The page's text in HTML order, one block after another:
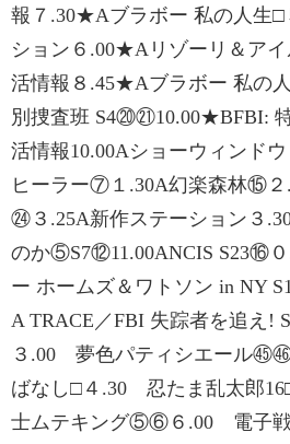
報７.30★Aブラボー 私の人生
ション６.00★Aリゾーリ＆ア
活情報８.45★Aブラボー 私の
別捜査班 S4⑳㉑10.00★BFBI:
活情報10.00Aショーウィンド
ヒーラー⑦１.30A幻楽森林⑮２
㉔３.25A新作ステーション３
のか⑤S7⑫11.00ANCIS S23⑯
ー ホームズ＆ワトソン in NY
A TRACE／FBI 失踪者を追
３.00 夢色パティシエール㊺
ばなし□４.30 忍たま乱太郎
士ムテキング⑤⑥６.00 電子戦